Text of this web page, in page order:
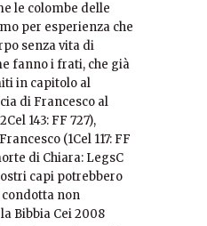
le colombe delle
per esperienza che
senza vita di
fanno i frati, che già
in capitolo al
di Francesco al
143: FF 727),
(1Cel 117: FF
di Chiara: LegsC
capi potrebbero
non
Bibbia Cei 2008